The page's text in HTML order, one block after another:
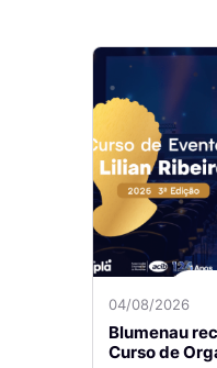
04/08/2026
Blumenau
Curso de